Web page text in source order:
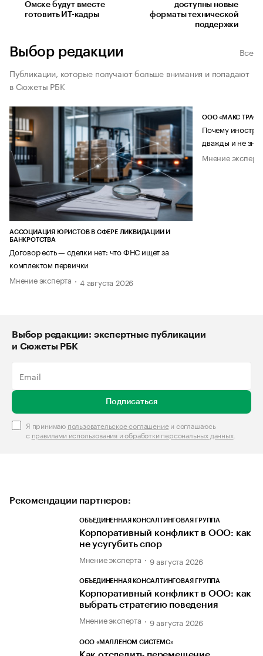
Омске будут вместе
готовить ИТ-кадры
доступны новые
форматы технической
поддержки
Выбор редакции
Все
Публикации, которые получают больше внимания и попадают
в Сюжеты РБК
АССОЦИАЦИЯ ЮРИСТОВ В СФЕРЕ ЛИКВИДАЦИИ И
БАНКРОТСТВА
Договор есть — сделки нет: что ФНС ищет за
комплектом первички
Мнение эксперта
4 августа 2026
ООО «МАКС ТРАСТ»
Почему
дважды и не
Мнение
Выбор редакции: экспертные публикации
и Сюжеты РБК
Подписаться
Я принимаю пользовательское соглашениеи соглашаюсь
с правилами использования и обработки персональных данных.
Рекомендации партнеров:
ОБЪЕДИНЕННАЯ КОНСАЛТИНГОВАЯ ГРУППА
Корпоративный конфликт в ООО: как
не усугубить спор
Мнение эксперта 9 августа 2026
ОБЪЕДИНЕННАЯ КОНСАЛТИНГОВАЯ ГРУППА
Корпоративный конфликт в ООО: как
выбрать стратегию поведения
Мнение эксперта 9 августа 2026
ООО «МАЛЛЕНОМ СИСТЕМС»